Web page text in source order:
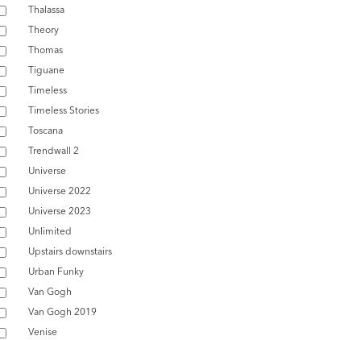
Thalassa
Theory
Thomas
Tiguane
Timeless
Timeless Stories
Toscana
Trendwall 2
Universe
Universe 2022
Universe 2023
Unlimited
Upstairs downstairs
Urban Funky
Van Gogh
Van Gogh 2019
Venise